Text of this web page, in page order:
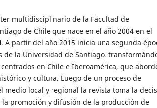
multidisciplinario de la Facultad de
de Chile que nace en el año 2004 en el
A partir del año 2015 inicia una segunda
de la Universidad de Santiago,
en Chile e Iberoamérica, que
y cultura. Luego de un proceso de
medio local y regional la revista toma la
promoción y difusión de la producción de